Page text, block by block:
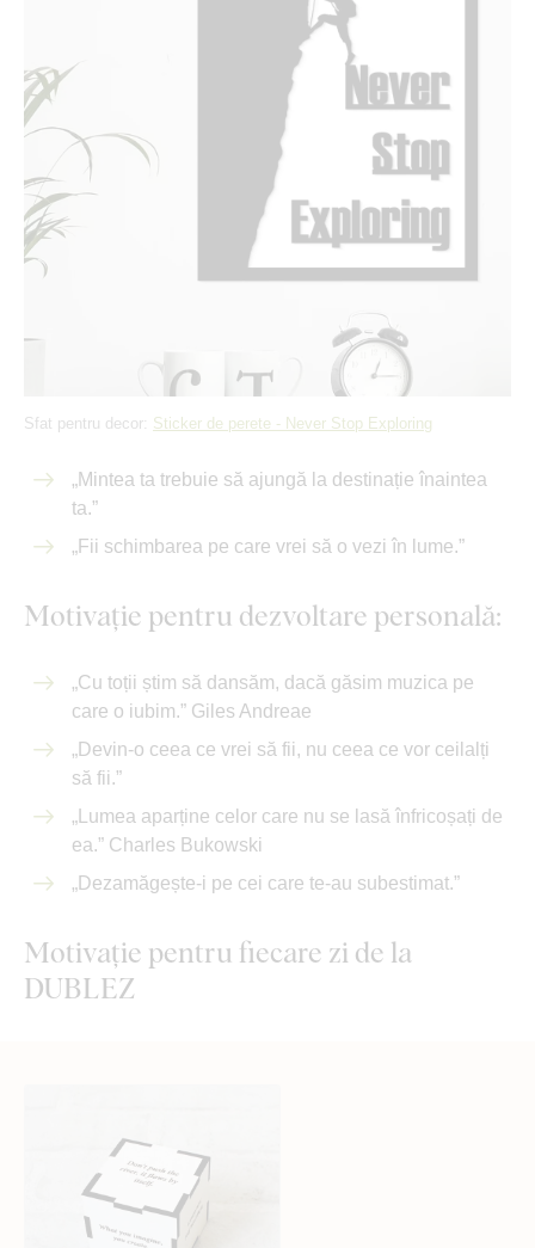
Sfat pentru decor: Sticker de perete - Never Stop Exploring
„Mintea ta trebuie să ajungă la destinație înaintea
ta.”
„Fii schimbarea pe care vrei să o vezi în lume.”
Motivație pentru dezvoltare personală:
„Cu toții știm să dansăm, dacă găsim muzica pe
care o iubim.” Giles Andreae
„Devin-o ceea ce vrei să fii, nu ceea ce vor ceilalți
să fii.”
„Lumea aparține celor care nu se lasă înfricoșați de
ea.” Charles Bukowski
„Dezamăgește-i pe cei care te-au subestimat.”
Motivație pentru fiecare zi de la
DUBLEZ